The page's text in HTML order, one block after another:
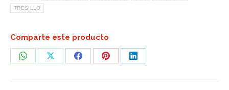
TRESILLO
Comparte este producto
Share
Share
Share
Share
Share